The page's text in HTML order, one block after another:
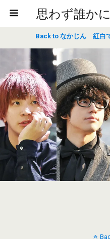
Back to なかじん 紅白